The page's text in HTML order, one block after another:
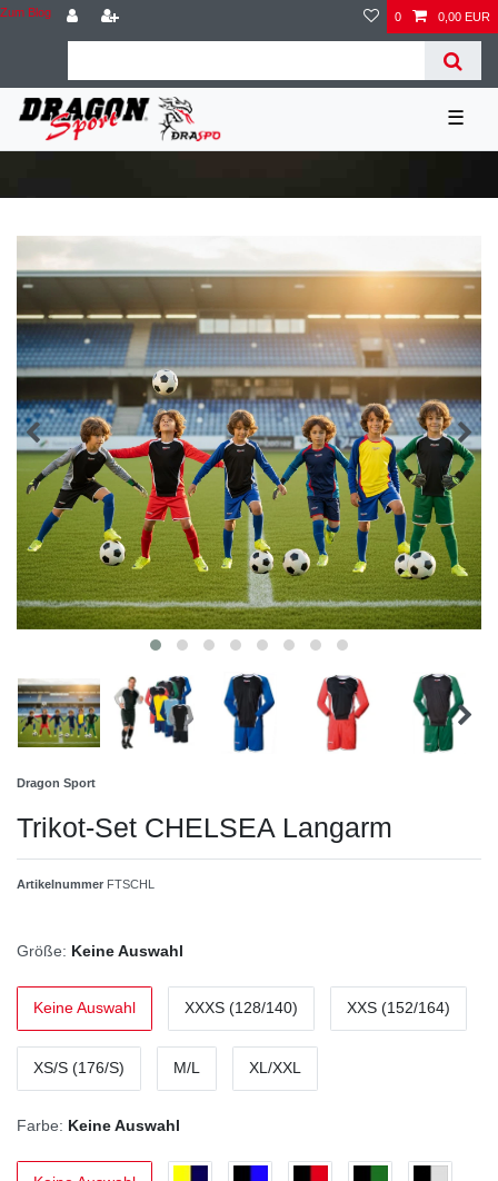
Zum Blog 0 0,00 EUR
☰
Dragon Sport
Trikot-Set CHELSEA Langarm
Artikelnummer FTSCHL
Größe: Keine Auswahl
Keine Auswahl XXXS (128/140) XXS (152/164)
XS/S (176/S) M/L XL/XXL
Farbe: Keine Auswahl